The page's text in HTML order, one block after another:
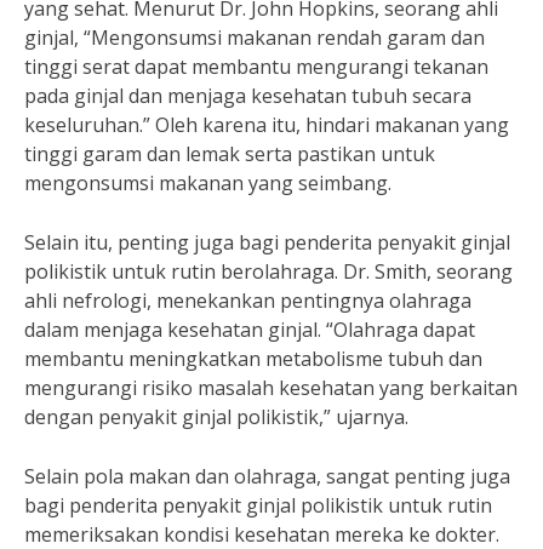
yang sehat. Menurut Dr. John Hopkins, seorang ahli
ginjal, “Mengonsumsi makanan rendah garam dan
tinggi serat dapat membantu mengurangi tekanan
pada ginjal dan menjaga kesehatan tubuh secara
keseluruhan.” Oleh karena itu, hindari makanan yang
tinggi garam dan lemak serta pastikan untuk
mengonsumsi makanan yang seimbang.
Selain itu, penting juga bagi penderita penyakit ginjal
polikistik untuk rutin berolahraga. Dr. Smith, seorang
ahli nefrologi, menekankan pentingnya olahraga
dalam menjaga kesehatan ginjal. “Olahraga dapat
membantu meningkatkan metabolisme tubuh dan
mengurangi risiko masalah kesehatan yang berkaitan
dengan penyakit ginjal polikistik,” ujarnya.
Selain pola makan dan olahraga, sangat penting juga
bagi penderita penyakit ginjal polikistik untuk rutin
memeriksakan kondisi kesehatan mereka ke dokter.